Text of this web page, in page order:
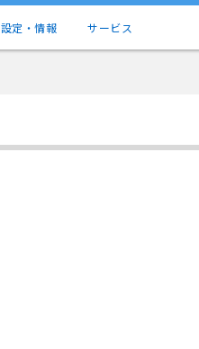
設定・情報 サービス